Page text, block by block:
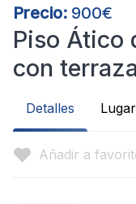
Precio: 900€
Piso Ático
con
Detalles Lugar
Añadir a